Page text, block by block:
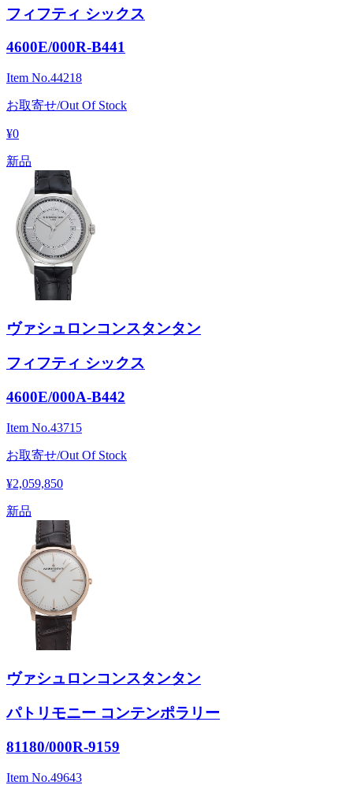
フィフティ シックス
4600E/000R-B441
Item No.44218
お取寄せ/Out Of Stock
¥0
新品
ヴァシュロンコンスタンタン
フィフティ シックス
4600E/000A-B442
Item No.43715
お取寄せ/Out Of Stock
¥2,059,850
新品
ヴァシュロンコンスタンタン
パトリモニー コンテンポラリー
81180/000R-9159
Item No.49643